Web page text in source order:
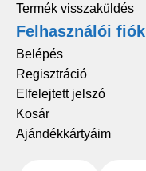
Termék visszaküldés
Felhasználói fiók
Belépés
Regisztráció
Elfelejtett jelszó
Kosár
Ajándékkártyáim